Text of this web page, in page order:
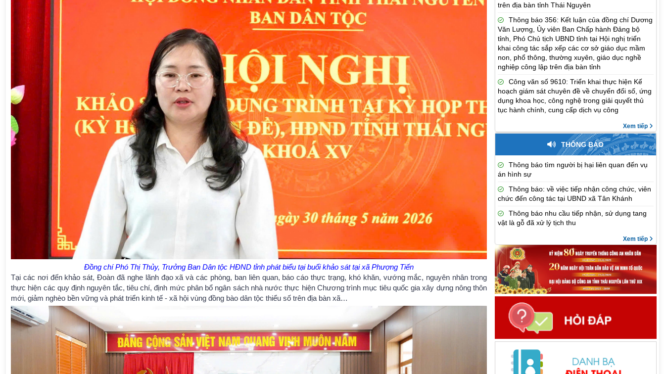
Đồng chí Phó Thị Thủy, Trưởng Ban Dân tộc HĐND tỉnh phát biểu tại buổi khảo sát tại xã Phượng Tiến
Tại các nơi đến khảo sát, Đoàn đã nghe lãnh đạo xã và các phòng, ban liên quan, báo cáo thực trạng, khó khăn, vướng mắc, nguyên nhân trong
thực hiện các quy định nguyên tắc, tiêu chí, định mức phân bổ ngân sách nhà nước thực hiện Chương trình mục tiêu quốc gia xây dựng nông thôn
mới, giảm nghèo bền vững và phát triển kinh tế - xã hội vùng đồng bào dân tộc thiểu số trên địa bàn xã…
trên địa bàn tỉnh Thái Nguyên
Thông báo 356: Kết luận của đồng chí Dương
Văn Lượng, Ủy viên Ban Chấp hành Đảng bộ
tỉnh, Phó Chủ tịch UBND tỉnh tại Hội nghị triển
khai công tác sắp xếp các cơ sở giáo dục mầm
non, phổ thông, thường xuyên, giáo dục nghề
nghiệp công lập trên địa bàn tỉnh
Công văn số 9610: Triển khai thực hiện Kế
hoạch giám sát chuyên đề về chuyển đổi số, ứng
dụng khoa học, công nghệ trong giải quyết thủ
tục hành chính, cung cấp dịch vụ công
Xem tiếp
THÔNG BÁO
Thông báo tìm người bị hại liên quan đến vụ
án hình sự
Thông báo: về việc tiếp nhận công chức, viên
chức đến công tác tại UBND xã Tân Khánh
Thông báo nhu cầu tiếp nhận, sử dụng tang
vật là gỗ đã xử lý tịch thu
Xem tiếp